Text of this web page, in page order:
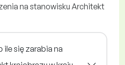
na stanowisku Architekt
ile się zarabia na